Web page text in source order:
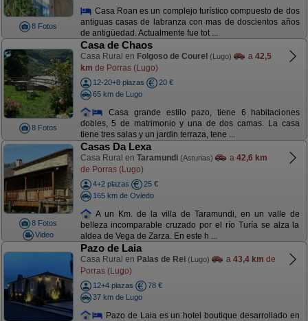
8 Fotos
Casa Roan es un complejo turístico compuesto de dos
antiguas casas de labranza con mas de doscientos años
de antigüedad. Actualmente fue tot ...
8 Fotos
Casa de Chaos
Casa Rural en Folgoso de Courel (Lugo) a 42,5
km de Porras (Lugo)
12-20+8 plazas
20 €
65 km de Lugo
Casa grande estilo pazo, tiene 6 habitaciones
dobles, 5 de matrimonio y una de dos camas. La casa
tiene tres salas y un jardin terraza, tene ...
8 Fotos
Video
Casas Da Lexa
Casa Rural en Taramundi (Asturias) a 42,6 km
de Porras (Lugo)
4+2 plazas
25 €
165 km de Oviedo
A un Km. de la villa de Taramundi, en un valle de
belleza incomparable cruzado por el río Turía se alza la
aldea de Vega de Zarza. En este h ...
Pazo de Laia
Casa Rural en Palas de Rei (Lugo) a 43,4 km de
Porras (Lugo)
12+4 plazas
78 €
37 km de Lugo
Pazo de Laia es un hotel boutique desarrollado en